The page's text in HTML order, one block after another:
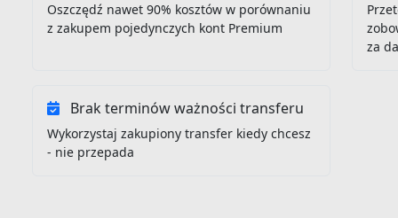
Oszczędź nawet 90% kosztów w porównaniu
z zakupem pojedynczych kont Premium
za
Brak terminów ważności transferu
Wykorzystaj zakupiony transfer kiedy chcesz
- nie przepada